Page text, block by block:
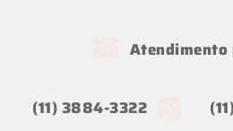
Atendimento
(11) 3884-3322